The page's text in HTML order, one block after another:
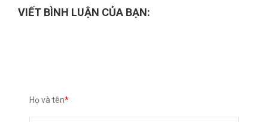
VIẾT BÌNH LUẬN CỦA BẠN:
Họ và tên*